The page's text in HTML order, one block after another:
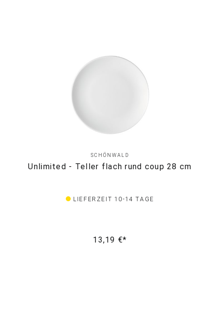
SCHÖNWALD
Unlimited - Teller flach rund coup 28 cm
LIEFERZEIT 10-14 TAGE
13,19 €*